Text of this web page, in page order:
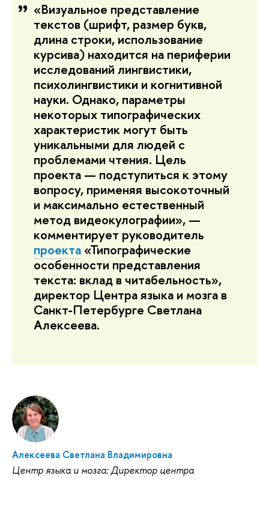
«Визуальное представление
текстов (шрифт, размер букв,
длина строки, использование
курсива) находится на периферии
исследований лингвистики,
психолингвистики и когнитивной
науки. Однако, параметры
некоторых типографических
характеристик могут быть
уникальными для людей с
проблемами чтения. Цель
проекта — подступиться к этому
вопросу, применяя высокоточный
и максимально естественный
метод видеокулографии», —
комментирует руководитель
проекта «Типографические
особенности представления
текста: вклад в читабельность»,
директор Центра языка и мозга в
Санкт-Петербурге Светлана
Алексеева.
Алексеева Светлана Владимировна
Центр языка и мозга: Директор центра